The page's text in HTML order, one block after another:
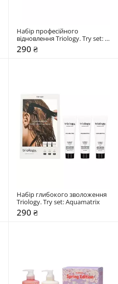
Набір професійного
відновлення Triology. Try set:
Fiberplex
290 ₴
Набір глибокого зволоження
Triology. Try set: Aquamatrix
290 ₴